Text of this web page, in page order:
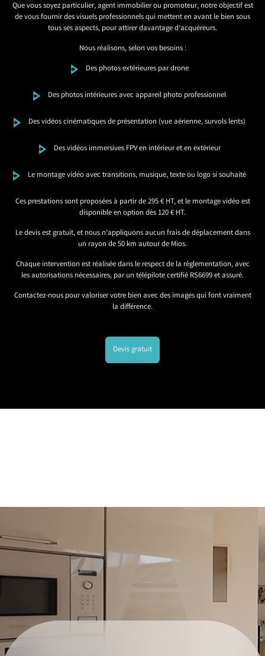
Que vous soyez particulier, agent immobilier ou promoteur, notre objectif est
de vous fournir des visuels professionnels qui mettent en avant le bien sous
tous ses aspects, pour attirer davantage d’acquéreurs.
Nous réalisons, selon vos besoins :
Des photos extérieures par drone
Des photos intérieures avec appareil photo professionnel
Des vidéos cinématiques de présentation (vue aérienne, survols lents)
Des vidéos immersives FPV en intérieur et en extérieur
Le montage vidéo avec transitions, musique, texte ou logo si souhaité
Ces prestations sont proposées à partir de 295 € HT, et le montage vidéo est
disponible en option dès 120 € HT.
Le devis est gratuit, et nous n’appliquons aucun frais de déplacement dans
un rayon de 50 km autour de Mios.
Chaque intervention est réalisée dans le respect de la réglementation, avec
les autorisations nécessaires, par un télépilote certifié RS6699 et assuré.
Contactez-nous pour valoriser votre bien avec des images qui font vraiment
la différence.
Devis gratuit